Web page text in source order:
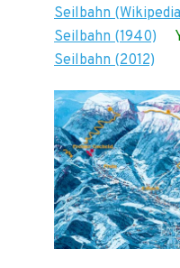
Seilbahn
Seilbahn (1940)
Seilbahn (2012)